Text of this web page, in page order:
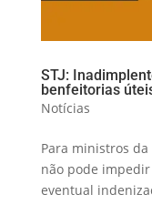
STJ:
benfeitorias
Notícias
Para ministros
não pode
eventual